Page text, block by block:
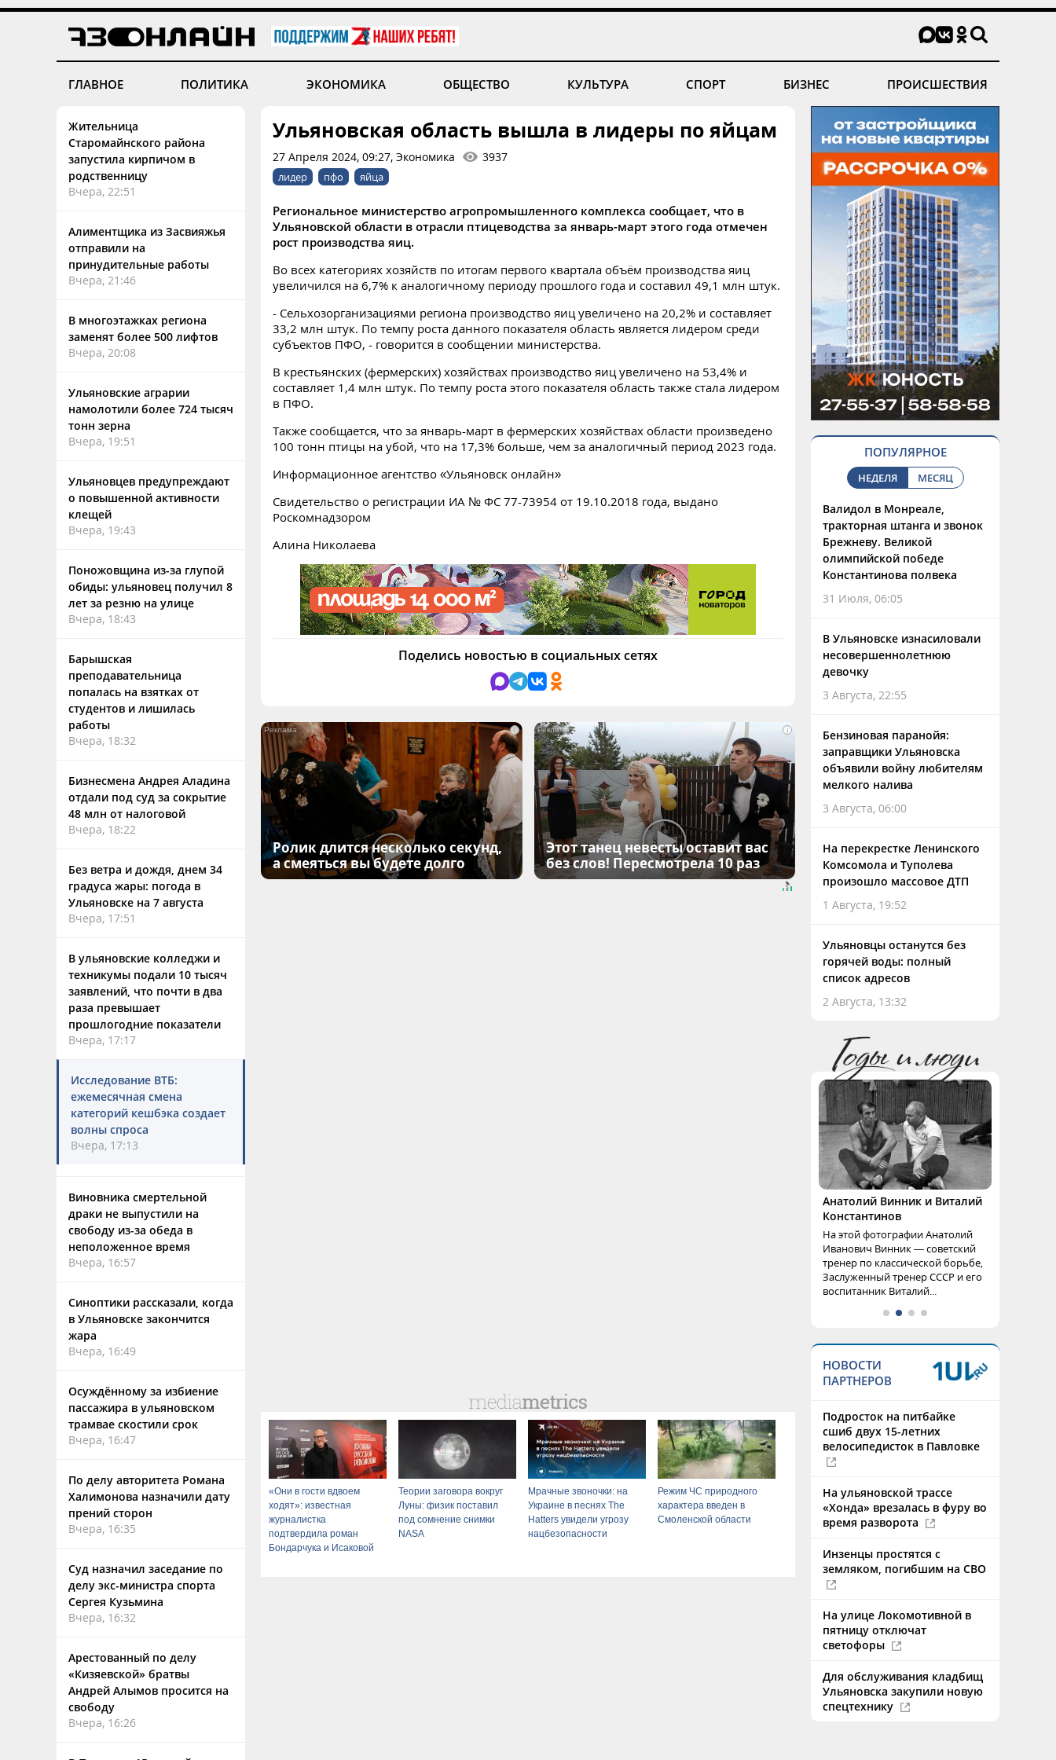
ГЛАВНОЕ ПОЛИТИКА ЭКОНОМИКА ОБЩЕСТВО КУЛЬТУРА СПОРТ БИЗНЕС ПРОИСШЕСТВИЯ
Жительница
Старомайнского района
запустила кирпичом в
родственницу
Вчера, 22:51
Алиментщика из Засвияжья
отправили на
принудительные работы
Вчера, 21:46
В многоэтажках региона
заменят более 500 лифтов
Вчера, 20:08
Ульяновские аграрии
намолотили более 724 тысяч
тонн зерна
Вчера, 19:51
Ульяновцев предупреждают
о повышенной активности
клещей
Вчера, 19:43
Поножовщина из-за глупой
обиды: ульяновец получил 8
лет за резню на улице
Вчера, 18:43
Барышская
преподавательница
попалась на взятках от
студентов и лишилась
работы
Вчера, 18:32
Бизнесмена Андрея Аладина
отдали под суд за сокрытие
48 млн от налоговой
Вчера, 18:22
Без ветра и дождя, днем 34
градуса жары: погода в
Ульяновске на 7 августа
Вчера, 17:51
В ульяновские колледжи и
техникумы подали 10 тысяч
заявлений, что почти в два
раза превышает
прошлогодние показатели
Вчера, 17:17
Исследование ВТБ:
ежемесячная смена
категорий кешбэка создает
волны спроса
Вчера, 17:13
Виновника смертельной
драки не выпустили на
свободу из-за обеда в
неположенное время
Вчера, 16:57
Синоптики рассказали, когда
в Ульяновске закончится
жара
Вчера, 16:49
Осуждённому за избиение
пассажира в ульяновском
трамвае скостили срок
Вчера, 16:47
По делу авторитета Романа
Халимонова назначили дату
прений сторон
Вчера, 16:35
Суд назначил заседание по
делу экс-министра спорта
Сергея Кузьмина
Вчера, 16:32
Арестованный по делу
«Кизяевской» братвы
Андрей Алымов просится на
свободу
Вчера, 16:26
Ульяновская область вышла в лидеры по яйцам
27 Апреля 2024, 09:27, Экономика 3937
лидер пфо яйца
Региональное министерство агропромышленного комплекса сообщает, что в
Ульяновской области в отрасли птицеводства за январь-март этого года отмечен
рост производства яиц.
Во всех категориях хозяйств по итогам первого квартала объём производства яиц
увеличился на 6,7% к аналогичному периоду прошлого года и составил 49,1 млн штук.
- Сельхозорганизациями региона производство яиц увеличено на 20,2% и составляет
33,2 млн штук. По темпу роста данного показателя область является лидером среди
субъектов ПФО, - говорится в сообщении министерства.
В крестьянских (фермерских) хозяйствах производство яиц увеличено на 53,4% и
составляет 1,4 млн штук. По темпу роста этого показателя область также стала лидером
в ПФО.
Также сообщается, что за январь-март в фермерских хозяйствах области произведено
100 тонн птицы на убой, что на 17,3% больше, чем за аналогичный период 2023 года.
Информационное агентство «Ульяновск онлайн»
Свидетельство о регистрации ИА № ФС 77-73954 от 19.10.2018 года, выдано
Роскомнадзором
Алина Николаева
Поделись новостью в социальных сетях
i
Ролик длится несколько секунд,
а смеяться вы будете долго
i
Этот танец невесты оставит вас
без слов! Пересмотрела 10 раз
«Они в гости вдвоем
ходят»: известная
журналистка
подтвердила роман
Бондарчука и Исаковой
Теории заговора вокруг
Луны: физик поставил
под сомнение снимки
NASA
Мрачные звоночки: на
Украине в песнях The
Hatters увидели угрозу
нацбезопасности
Режим ЧС природного
характера введен в
Смоленской области
ПОПУЛЯРНОЕ
НЕДЕЛЯ МЕСЯЦ
Валидол в Монреале,
тракторная штанга и звонок
Брежневу. Великой
олимпийской победе
Константинова полвека
31 Июля, 06:05
В Ульяновске изнасиловали
несовершеннолетнюю
девочку
3 Августа, 22:55
Бензиновая паранойя:
заправщики Ульяновска
объявили войну любителям
мелкого налива
3 Августа, 06:00
На перекрестке Ленинского
Комсомола и Туполева
произошло массовое ДТП
1 Августа, 19:52
Ульяновцы останутся без
горячей воды: полный
список адресов
2 Августа, 13:32
Анатолий Винник и Виталий
Константинов
На этой фотографии Анатолий
Иванович Винник — советский
тренер по классической борьбе,
Заслуженный тренер СССР и его
воспитанник Виталий...
НОВОСТИ
ПАРТНЕРОВ
Подросток на питбайке
сшиб двух 15-летних
велосипедисток в Павловке
На ульяновской трассе
«Хонда» врезалась в фуру во
время разворота
Инзенцы простятся с
земляком, погибшим на СВО
На улице Локомотивной в
пятницу отключат
светофоры
Для обслуживания кладбищ
Ульяновска закупили новую
спецтехнику